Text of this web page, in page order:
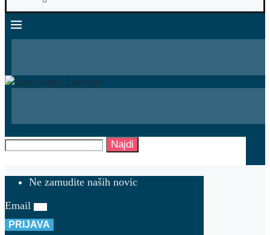
Najdi
Ne zamudite naših novic
Email
PRIJAVA